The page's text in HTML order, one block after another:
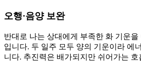
오행·음양 보완
반대로 나는 상대에게 부족한 화 기운을
입니다. 두 일주 모두 양의 기운이라 에
니다. 추진력은 배가되지만 쉬어가는 호